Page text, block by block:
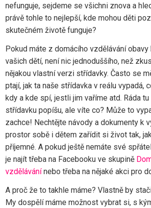
nefunguje, sejdeme se všichni znova a
právě tohle to nejlepší, kde mohou děti
skutečném životě funguje?
Pokud máte z domácího vzdělávání
vašich dětí, není nic jednoduššího, než
nějakou vlastní verzi střídavky. Často se
ptají, jak ta naše střídavka v reálu vypadá,
kdy a kde spí, jestli jim vaříme atd. Ráda
střídavku popíšu, ale víte co? Může to
zachce! Nechtějte návody a dokumenty k
prostor sobě i dětem zařídit si život tak,
příjemné. A pokud ještě nemáte své
je najít třeba na Facebooku ve skupině
vzdělávánínebo třeba na nějaké akci pro
A proč že to takhle máme? Vlastně by
My dospělí máme možnost vybrat si, s